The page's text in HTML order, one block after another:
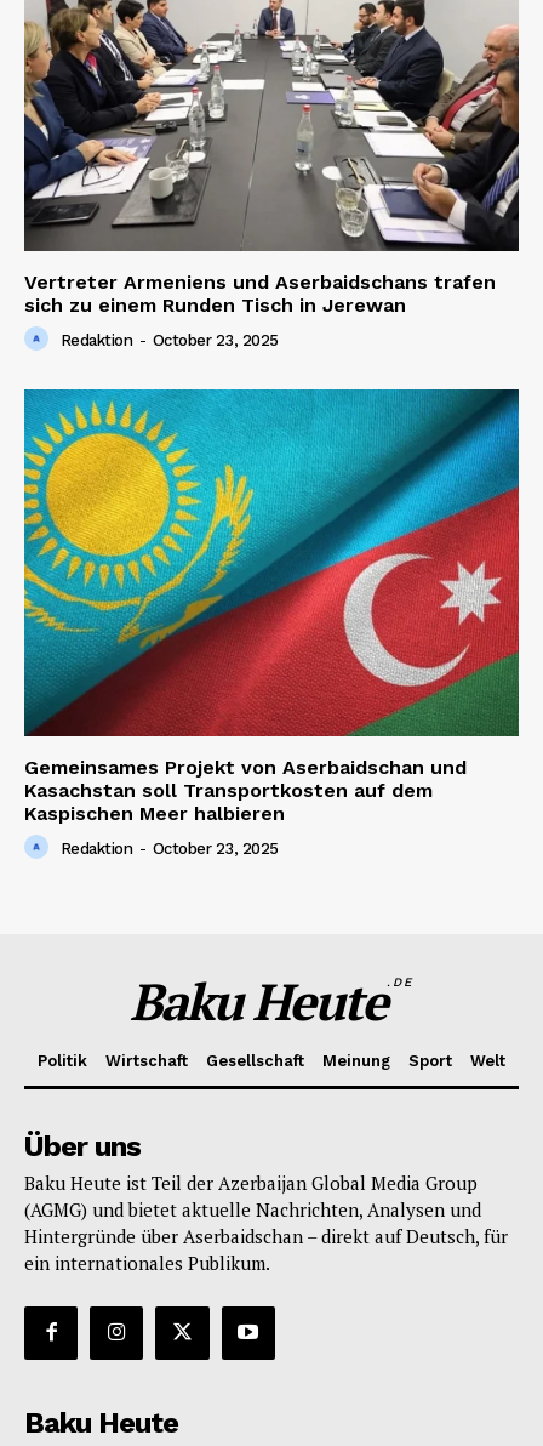
Vertreter Armeniens und Aserbaidschans trafen
sich zu einem Runden Tisch in Jerewan
Redaktion - October 23, 2025
Gemeinsames Projekt von Aserbaidschan und
Kasachstan soll Transportkosten auf dem
Kaspischen Meer halbieren
Redaktion - October 23, 2025
Baku Heute.DE
Politik Wirtschaft Gesellschaft Meinung Sport Welt
Über uns
Baku Heute ist Teil der Azerbaijan Global Media Group
(AGMG) und bietet aktuelle Nachrichten, Analysen und
Hintergründe über Aserbaidschan – direkt auf Deutsch, für
ein internationales Publikum.
Baku Heute